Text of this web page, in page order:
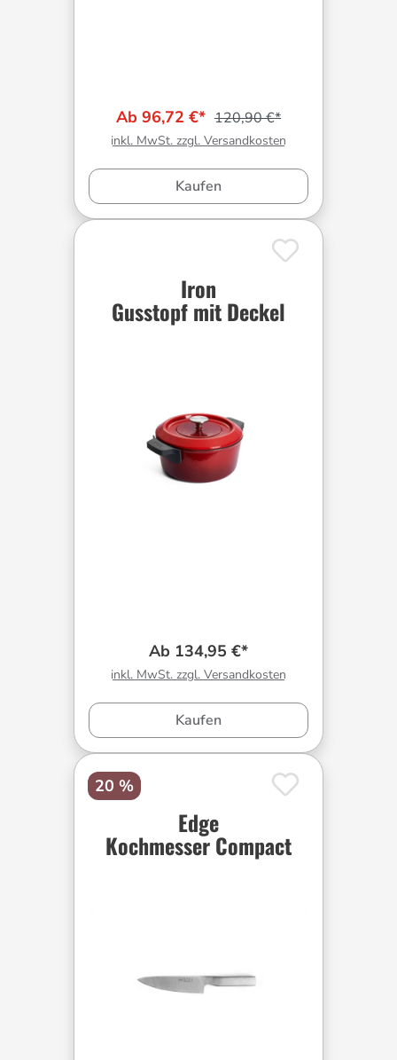
Ab 96,72 €* 120,90 €*
inkl. MwSt. zzgl. Versandkosten
Kaufen
Iron
Gusstopf mit Deckel
Ab 134,95 €*
inkl. MwSt. zzgl. Versandkosten
Kaufen
20 %
Edge
Kochmesser Compact